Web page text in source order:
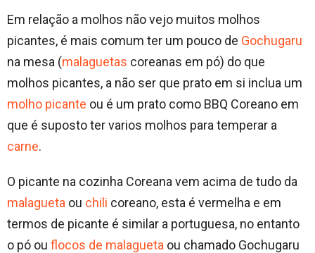
Em relação a molhos não vejo muitos molhos
picantes, é mais comum ter um pouco de Gochugaru
na mesa (malaguetas coreanas em pó) do que
molhos picantes, a não ser que prato em si inclua um
molho picante ou é um prato como BBQ Coreano em
que é suposto ter varios molhos para temperar a
carne.
O picante na cozinha Coreana vem acima de tudo da
malagueta ou chili coreano, esta é vermelha e em
termos de picante é similar a portuguesa, no entanto
o pó ou flocos de malagueta ou chamado Gochugaru